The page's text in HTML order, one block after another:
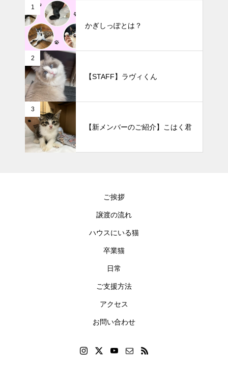
1
かぎしっぽとは？
2
【STAFF】ラヴィくん
3
【新メンバーのご紹介】こはく君
ご挨拶
譲渡の流れ
ハウスにいる猫
卒業猫
日常
ご支援方法
アクセス
お問い合わせ